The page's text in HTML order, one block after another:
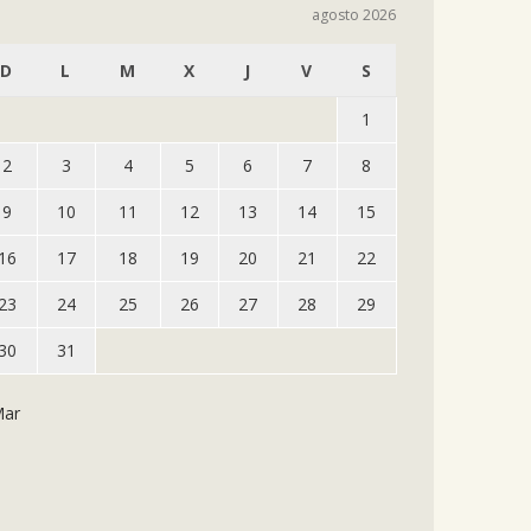
agosto 2026
D L M X J V S
1
2 3 4 5 6 7 8
9 10 11 12 13 14 15
16 17 18 19 20 21 22
23 24 25 26 27 28 29
30 31